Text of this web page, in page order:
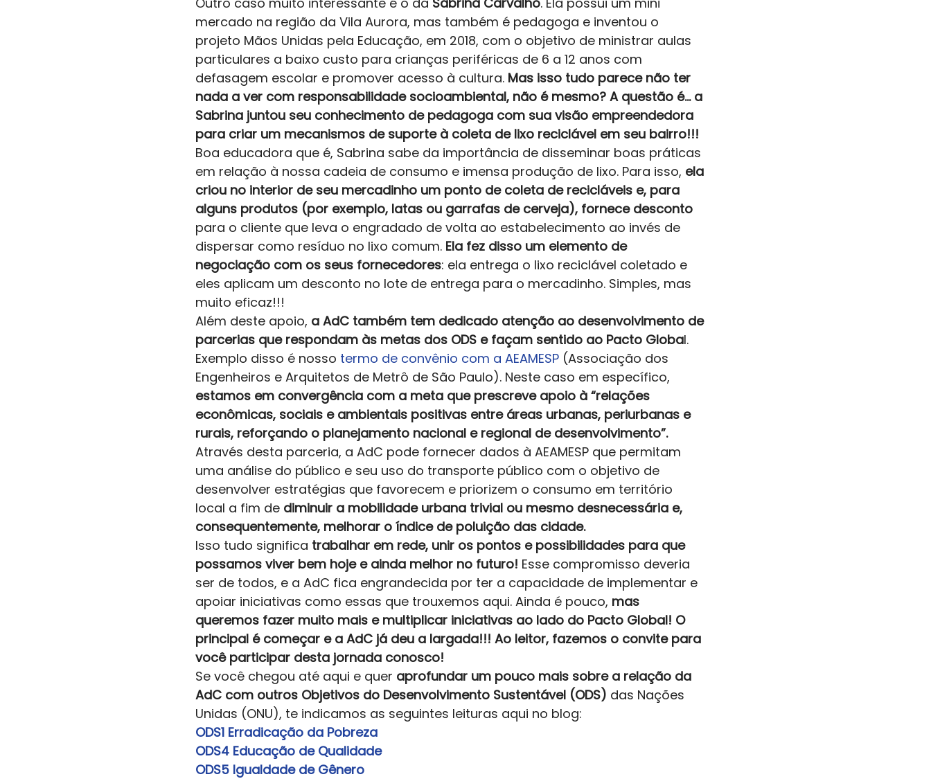
mercado na região da Vila Aurora, mas também é pedagoga e inventou o
projeto Mãos Unidas pela Educação, em 2018, com o objetivo de ministrar aulas
particulares a baixo custo para crianças periféricas de 6 a 12 anos com
defasagem escolar e promover acesso à cultura. Mas isso tudo parece não ter
nada a ver com responsabilidade socioambiental, não é mesmo? A questão é… a
Sabrina juntou seu conhecimento de pedagoga com sua visão empreendedora
para criar um mecanismos de suporte à coleta de lixo reciclável em seu bairro!!!
Boa educadora que é, Sabrina sabe da importância de disseminar boas práticas
em relação à nossa cadeia de consumo e imensa produção de lixo. Para isso, ela
criou no interior de seu mercadinho um ponto de coleta de recicláveis e, para
alguns produtos (por exemplo, latas ou garrafas de cerveja), fornece desconto
para o cliente que leva o engradado de volta ao estabelecimento ao invés de
dispersar como resíduo no lixo comum. Ela fez disso um elemento de
negociação com os seus fornecedores: ela entrega o lixo reciclável coletado e
eles aplicam um desconto no lote de entrega para o mercadinho. Simples, mas
muito eficaz!!!
Além deste apoio, a AdC também tem dedicado atenção ao desenvolvimento de
parcerias que respondam às metas dos ODS e façam sentido ao Pacto Global.
Exemplo disso é nosso termo de convênio com a AEAMESP (Associação dos
Engenheiros e Arquitetos de Metrô de São Paulo). Neste caso em específico,
estamos em convergência com a meta que prescreve apoio à “relações
econômicas, sociais e ambientais positivas entre áreas urbanas, periurbanas e
rurais, reforçando o planejamento nacional e regional de desenvolvimento”.
Através desta parceria, a AdC pode fornecer dados à AEAMESP que permitam
uma análise do público e seu uso do transporte público com o objetivo de
desenvolver estratégias que favorecem e priorizem o consumo em território
local a fim de diminuir a mobilidade urbana trivial ou mesmo desnecessária e,
consequentemente, melhorar o índice de poluição das cidade.
Isso tudo significa trabalhar em rede, unir os pontos e possibilidades para que
possamos viver bem hoje e ainda melhor no futuro! Esse compromisso deveria
ser de todos, e a AdC fica engrandecida por ter a capacidade de implementar e
apoiar iniciativas como essas que trouxemos aqui. Ainda é pouco, mas
queremos fazer muito mais e multiplicar iniciativas ao lado do Pacto Global! O
principal é começar e a AdC já deu a largada!!! Ao leitor, fazemos o convite para
você participar desta jornada conosco!
Se você chegou até aqui e quer aprofundar um pouco mais sobre a relação da
AdC com outros Objetivos do Desenvolvimento Sustentável (ODS) das Nações
Unidas (ONU), te indicamos as seguintes leituras aqui no blog:
ODS1 Erradicação da Pobreza
ODS4 Educação de Qualidade
ODS5 Igualdade de Gênero